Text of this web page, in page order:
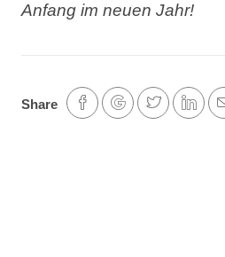
Anfang im neuen Jahr!
Share